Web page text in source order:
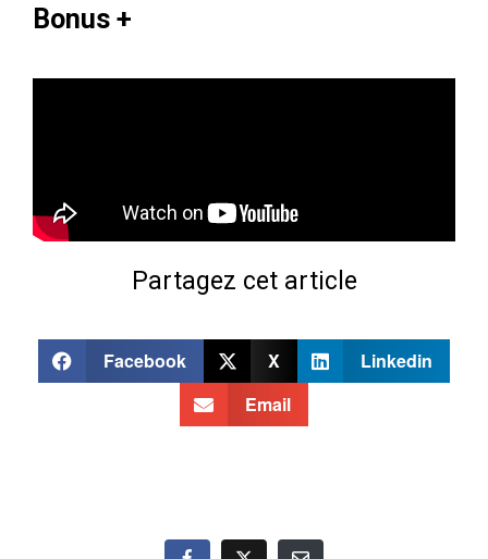
Bonus +
Partagez cet article
Facebook X
Linkedin
Email